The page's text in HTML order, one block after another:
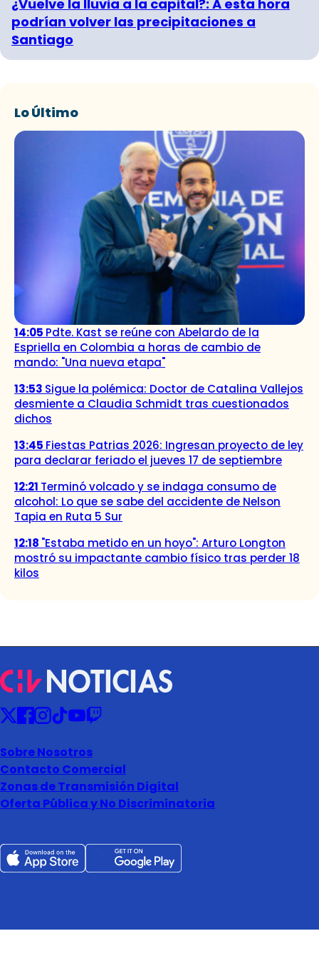
¿Vuelve la lluvia a la capital?: A esta hora
podrían volver las precipitaciones a
Santiago
Lo Último
14:05 Pdte. Kast se reúne con Abelardo de la
Espriella en Colombia a horas de cambio de
mando: "Una nueva etapa"
13:53 Sigue la polémica: Doctor de Catalina Vallejos
desmiente a Claudia Schmidt tras cuestionados
dichos
13:45 Fiestas Patrias 2026: Ingresan proyecto de ley
para declarar feriado el jueves 17 de septiembre
12:21 Terminó volcado y se indaga consumo de
alcohol: Lo que se sabe del accidente de Nelson
Tapia en Ruta 5 Sur
12:18 "Estaba metido en un hoyo": Arturo Longton
mostró su impactante cambio físico tras perder 18
kilos
Sobre Nosotros
Contacto Comercial
Zonas de Transmisión Digital
Oferta Pública y No Discriminatoria